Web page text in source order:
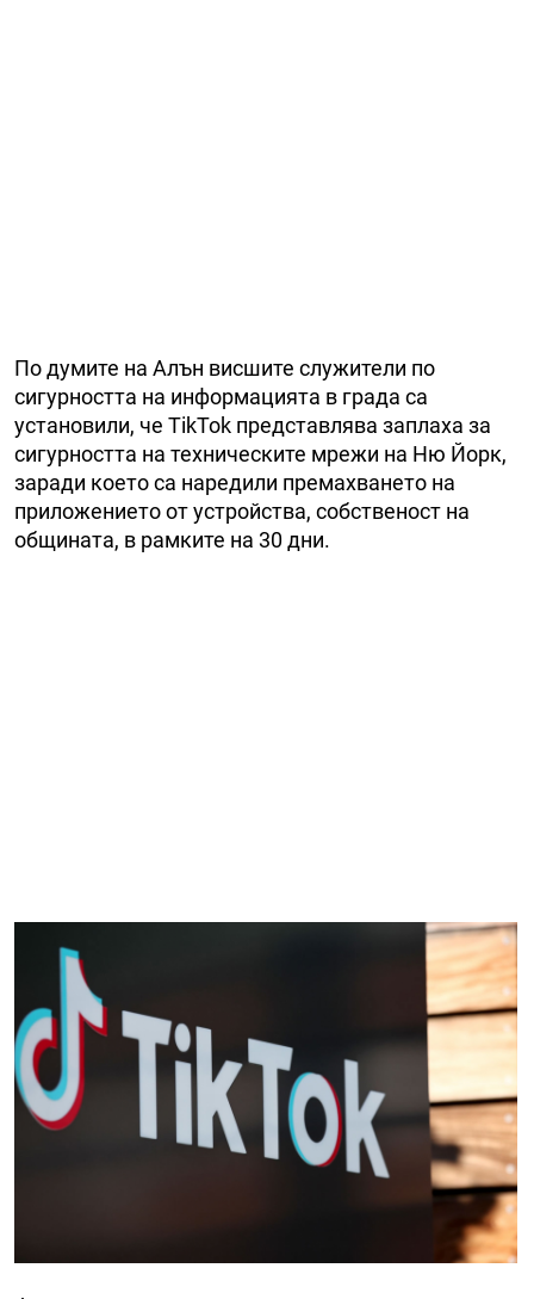
По думите на Алън висшите служители по
сигурността на информацията в града са
установили, че TikTok представлява заплаха за
сигурността на техническите мрежи на Ню Йорк,
заради което са наредили премахването на
приложението от устройства, собственост на
общината, в рамките на 30 дни.